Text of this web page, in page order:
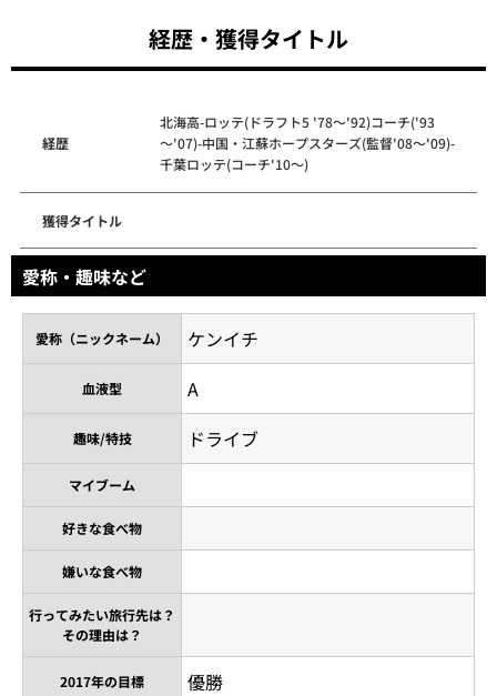
経歴・獲得タイトル
経歴
北海高-ロッテ(ドラフト5 '78～'92)コーチ('93
～'07)-中国・江蘇ホープスターズ(監督'08～'09)-
千葉ロッテ(コーチ'10～)
獲得タイトル
愛称・趣味など
愛称（ニックネーム） ケンイチ
血液型 A
趣味/特技 ドライブ
マイブーム
好きな食べ物
嫌いな食べ物
行ってみたい旅行先は？
その理由は？
2017年の目標 優勝